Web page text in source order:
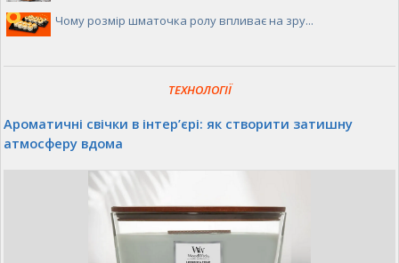
Чому розмір шматочка ролу впливає на зру...
ТЕХНОЛОГІЇ
Ароматичні свічки в інтер’єрі: як створити затишну
атмосферу вдома